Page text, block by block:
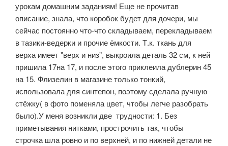
урокам домашним заданиям! Еще не прочитав
описание, знала, что коробок будет для дочери, мы
сейчас постоянно что-что складываем, перекладываем
в тазики-ведерки и прочие ёмкости. Т.к. ткань для
верха имеет "верх и низ", выкроила деталь 32 см, к ней
пришила 17на 17, и после этого приклеила дублерин 45
на 15. Флизелин в магазине только тонкий,
использовала для синтепон, поэтому сделала ручную
стёжку( в фото поменяла цвет, чтобы легче разобрать
было).У меня возникли две трудности: 1. Без
приметывания нитками, прострочить так, чтобы
строчка шла ровно и по верхней, и по нижней детали не